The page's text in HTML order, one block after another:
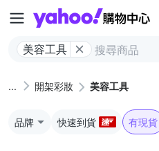
美容工具
開架彩妝 美容工具
品牌 快速到貨 有現貨